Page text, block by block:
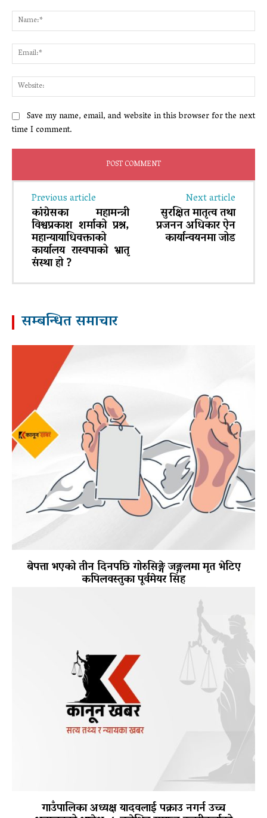
Save my name, email, and website in this browser for the next
time I comment.
Previous article
कांग्रेसका महामन्त्री
विश्वप्रकाश शर्माको प्रश्न,
महान्यायाधिवक्ताको
कार्यालय रास्वपाको भ्रातृ
संस्था हो ?
Next article
सुरक्षित मातृत्व तथा
प्रजनन अधिकार ऐन
कार्यान्वयनमा जोड
सम्बन्धित समाचार
बेपत्ता भएको तीन दिनपछि गोरुसिङ्गे जङ्गलमा मृत भेटिए
कपिलवस्तुका पूर्वमेयर सिंह
गाउँपालिका अध्यक्ष यादवलाई पक्राउ नगर्न उच्च